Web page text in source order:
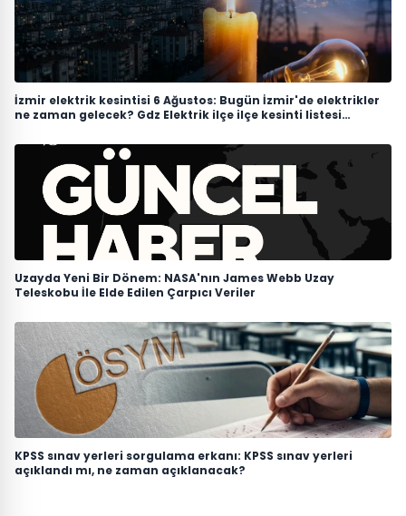
İzmir elektrik kesintisi 6 Ağustos: Bugün İzmir'de elektrikler
ne zaman gelecek? Gdz Elektrik ilçe ilçe kesinti listesi
Uzayda Yeni Bir Dönem: NASA'nın James Webb Uzay
Teleskobu İle Elde Edilen Çarpıcı Veriler
KPSS sınav yerleri sorgulama erkanı: KPSS sınav yerleri
açıklandı mı, ne zaman açıklanacak?